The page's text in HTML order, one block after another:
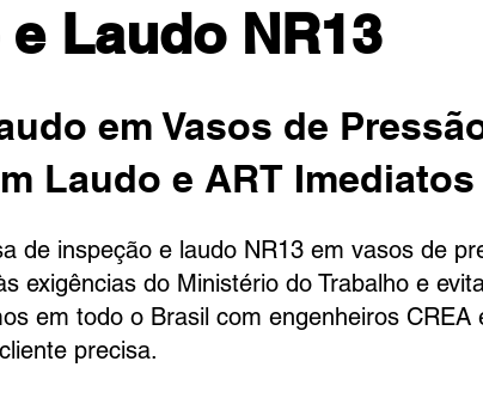
Laudo NR13
em Vasos de
Laudo e ART Imediatos
de inspeção e laudo NR13 em vasos de
exigências do Ministério do Trabalho e
em todo o Brasil com engenheiros
precisa.